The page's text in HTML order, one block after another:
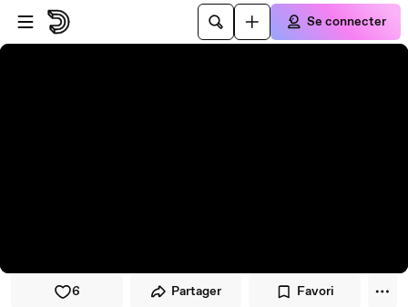
Passer au player
Passer au contenu principal
Se connecter
6 Partager Favori